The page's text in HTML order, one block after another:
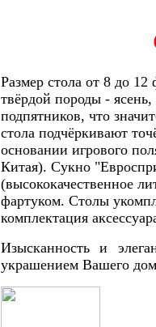
Размер стола от 8 до
твёрдой породы -
подпятников, что
стола подчёркивают
основании игрового
Китая). Сукно
(высококачественное
фартуком. Столы
комплектация
Изысканность и
украшением Вашего